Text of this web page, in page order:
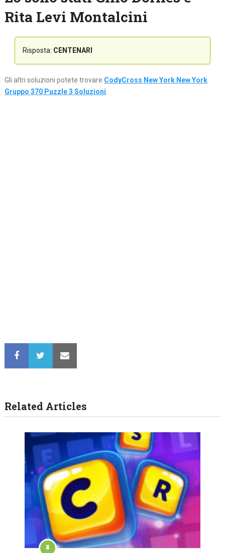
Rita Levi Montalcini
Risposta: CENTENARI
Gli altri soluzioni potete trovare CodyCross New York New York
Gruppo 370 Puzzle 3 Soluzioni.
Related Articles